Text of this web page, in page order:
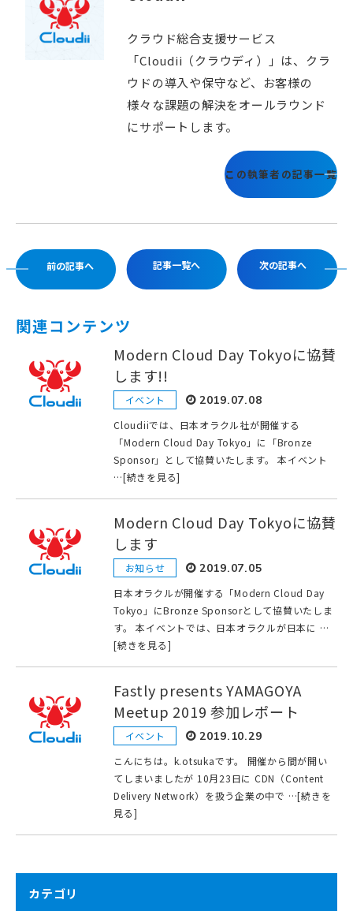
クラウド総合支援サービス
「Cloudii（クラウディ）」は、クラ
ウドの導入や保守など、お客様の
様々な課題の解決をオールラウンド
にサポートします。
この執筆者の記事一覧
前の記事へ 記事一覧へ 次の記事へ
関連コンテンツ
Modern Cloud Day Tokyoに協賛
します!!
イベント 2019.07.08
Cloudiiでは、日本オラクル社が開催する
「Modern Cloud Day Tokyo」に「Bronze
Sponsor」として協賛いたします。 本イベント
…[続きを見る]
Modern Cloud Day Tokyoに協賛
します
お知らせ 2019.07.05
日本オラクルが開催する「Modern Cloud Day
Tokyo」にBronze Sponsorとして協賛いたしま
す。 本イベントでは、日本オラクルが日本に …
[続きを見る]
Fastly presents YAMAGOYA
Meetup 2019 参加レポート
イベント 2019.10.29
こんにちは。k.otsukaです。 開催から間が開い
てしまいましたが 10月23日に CDN（Content
Delivery Network）を扱う企業の中で …[続きを
見る]
カテゴリ